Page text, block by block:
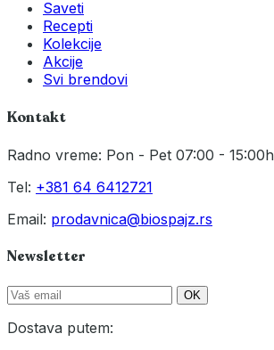
Saveti
Recepti
Kolekcije
Akcije
Svi brendovi
Kontakt
Radno vreme: Pon - Pet 07:00 - 15:00h
Tel: +381 64 6412721
Email: prodavnica@biospajz.rs
Newsletter
OK
Dostava putem: